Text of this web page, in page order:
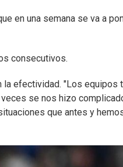
en una semana se va a
consecutivos.
la efectividad. "Los equipos
se nos hizo
que antes y